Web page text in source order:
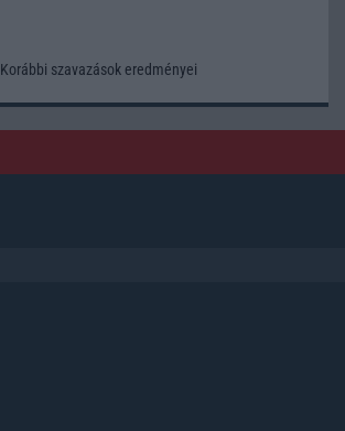
Korábbi szavazások eredményei